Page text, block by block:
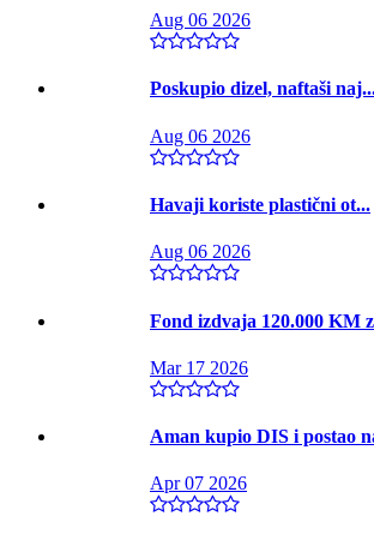
Aug 06 2026
Poskupio dizel, naftaši
Aug 06 2026
Havaji koriste plastični ot...
Aug 06 2026
Fond izdvaja 120.000 KM
Mar 17 2026
Aman kupio DIS i postao
Apr 07 2026